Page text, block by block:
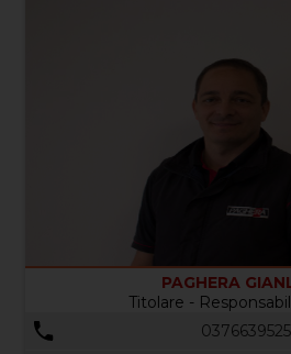
PAGHERA
Titolare -
0376639525